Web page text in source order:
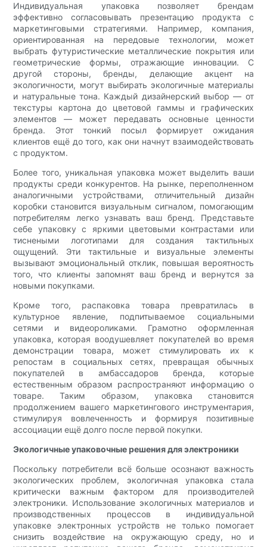
Индивидуальная упаковка позволяет брендам
эффективно согласовывать презентацию продукта с
маркетинговыми стратегиями. Например, компания,
ориентированная на передовые технологии, может
выбрать футуристические металлические покрытия или
геометрические формы, отражающие инновации. С
другой стороны, бренды, делающие акцент на
экологичности, могут выбирать экологичные материалы
и натуральные тона. Каждый дизайнерский выбор — от
текстуры картона до цветовой гаммы и графических
элементов — может передавать основные ценности
бренда. Этот тонкий посыл формирует ожидания
клиентов ещё до того, как они начнут взаимодействовать
с продуктом.
Более того, уникальная упаковка может выделить ваши
продукты среди конкурентов. На рынке, переполненном
аналогичными устройствами, отличительный дизайн
коробки становится визуальным сигналом, помогающим
потребителям легко узнавать ваш бренд. Представьте
себе упаковку с яркими цветовыми контрастами или
тиснеными логотипами для создания тактильных
ощущений. Эти тактильные и визуальные элементы
вызывают эмоциональный отклик, повышая вероятность
того, что клиенты запомнят ваш бренд и вернутся за
новыми покупками.
Кроме того, распаковка товара превратилась в
культурное явление, подпитываемое социальными
сетями и видеороликами. Грамотно оформленная
упаковка, которая воодушевляет покупателей во время
демонстрации товара, может стимулировать их к
репостам в социальных сетях, превращая обычных
покупателей в амбассадоров бренда, которые
естественным образом распространяют информацию о
товаре. Таким образом, упаковка становится
продолжением вашего маркетингового инструментария,
стимулируя вовлеченность и формируя позитивные
ассоциации ещё долго после первой покупки.
Экологичные упаковочные решения для электроники
Поскольку потребители всё больше осознают важность
экологических проблем, экологичная упаковка стала
критически важным фактором для производителей
электроники. Использование экологичных материалов и
производственных процессов в индивидуальной
упаковке электронных устройств не только помогает
снизить воздействие на окружающую среду, но и